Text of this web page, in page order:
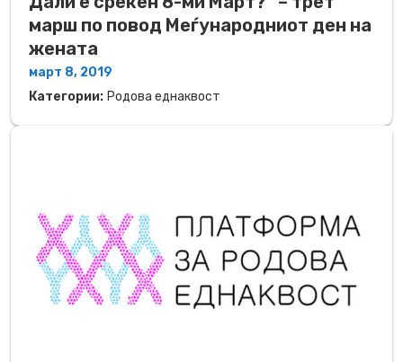
марш по повод Меѓународниот ден на
жената
март 8, 2019
Категории: Родова еднаквост